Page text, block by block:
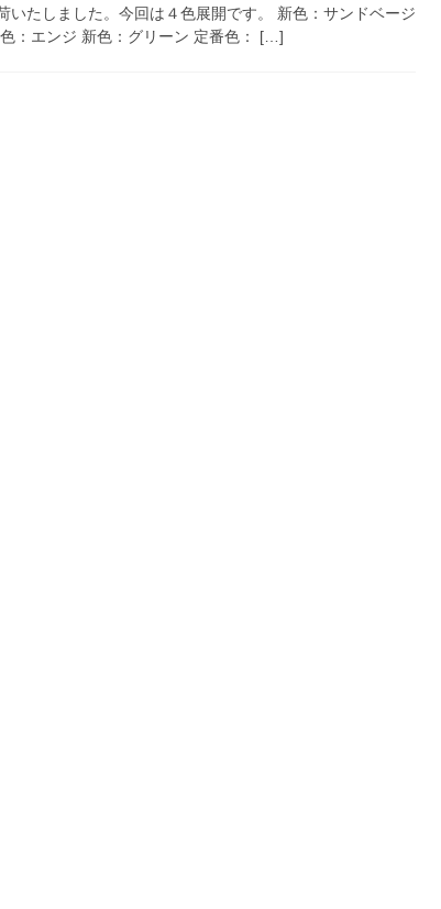
いたしました。今回は４色展開です。 新色：サンドベージ
色：エンジ 新色：グリーン 定番色： […]